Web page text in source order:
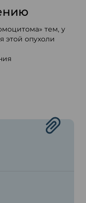
тем, у
этой опухоли